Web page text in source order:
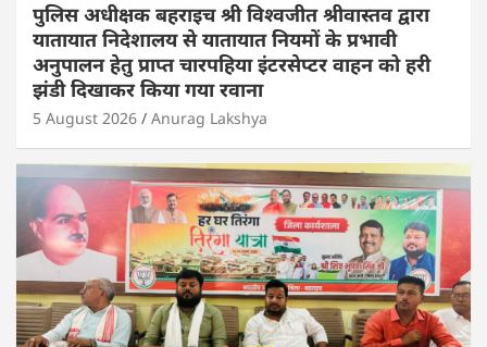
पुलिस अधीक्षक बहराइच श्री विश्वजीत श्रीवास्तव द्वारा
यातायात निदेशालय से यातायात नियमों के प्रभावी
अनुपालन हेतु प्राप्त चारपहिया इंटरसेप्टर वाहन को हरी
झंडी दिखाकर किया गया रवाना
5 August 2026 Anurag Lakshya